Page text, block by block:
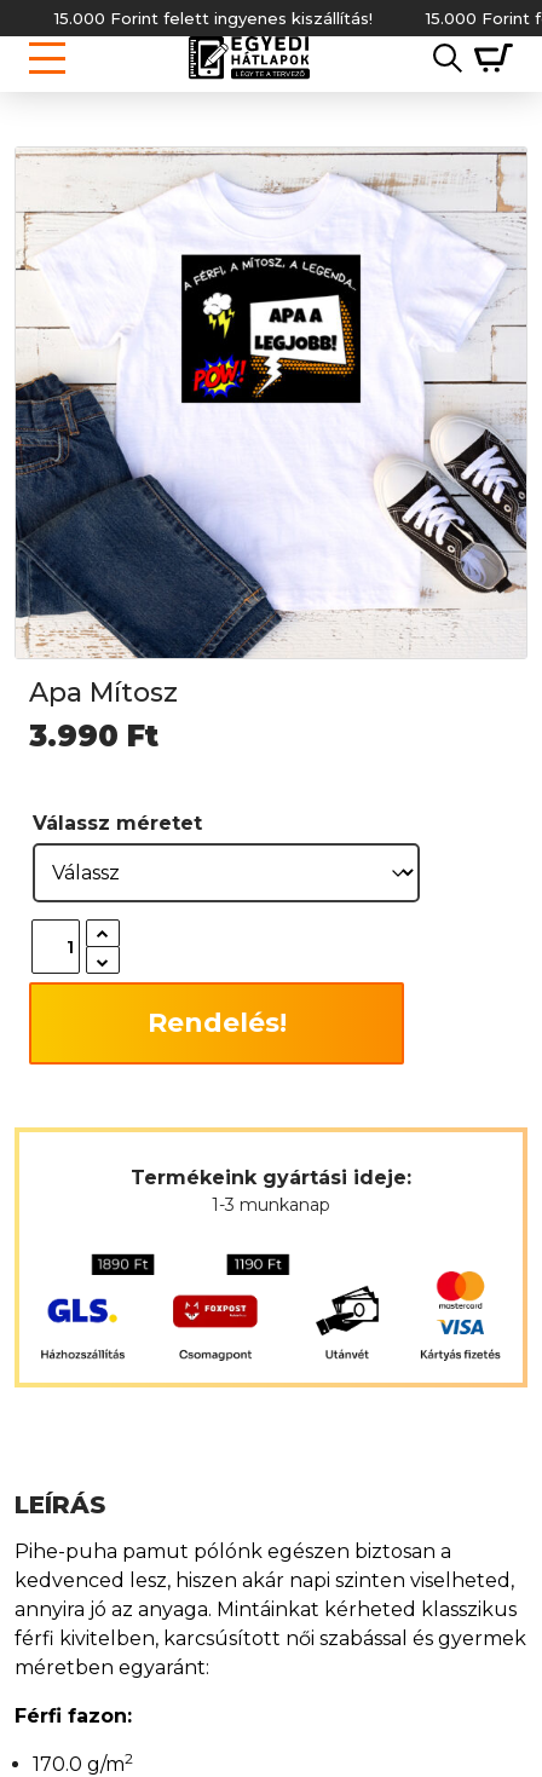
Forint felett ingyenes kiszállítás! 15.000 Forint felett
Apa Mítosz
3.990 Ft
Válassz méretet
Rendelés!
Termékeink gyártási ideje:
1-3 munkanap
LEÍRÁS
Pihe-puha pamut pólónk egészen biztosan a
kedvenced lesz, hiszen akár napi szinten viselheted,
annyira jó az anyaga. Mintáinkat kérheted klasszikus
férfi kivitelben, karcsúsított női szabással és gyermek
méretben egyaránt:
Férfi fazon:
170.0 g/m2